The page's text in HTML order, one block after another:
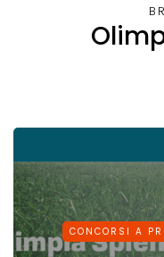
CONCORSI A